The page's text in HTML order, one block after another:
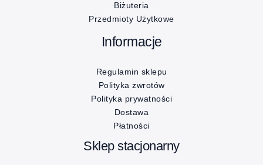
Biżuteria
Przedmioty Użytkowe
Informacje
Regulamin sklepu
Polityka zwrotów
Polityka prywatności
Dostawa
Płatności
Sklep stacjonarny